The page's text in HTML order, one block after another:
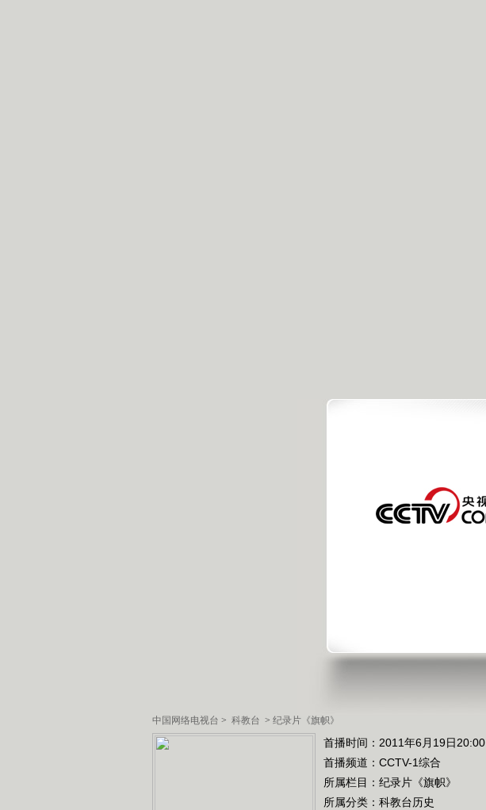
中国网络电视台 > 科教台 > 纪录片《旗帜》
首播时间：2011年6月19日20:00
首播频道： CCTV-1综合
所属栏目： 纪录片《旗帜》
所属分类：科教台历史